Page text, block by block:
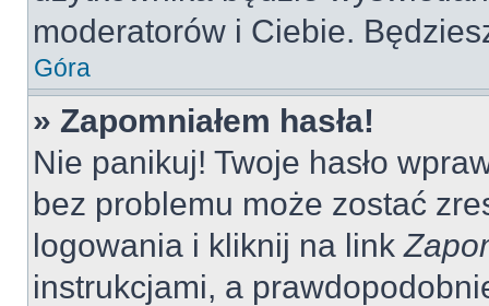
moderatorów i Ciebie.
Góra
» Zapomniałem hasła!
Nie panikuj! Twoje hasło
bez problemu może zostać
logowania i kliknij na link
instrukcjami, a